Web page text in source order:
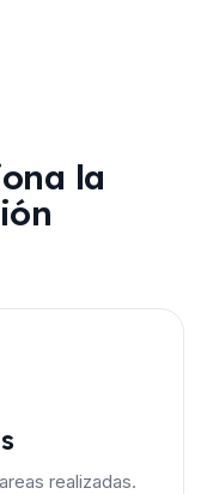
la
realizadas.